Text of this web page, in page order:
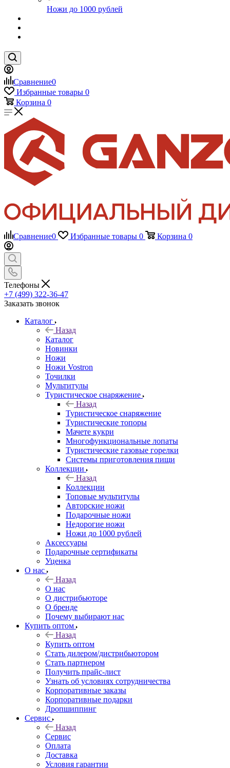
Ножи до 1000 рублей
Сравнение0
Избранные товары 0
Корзина 0
Сравнение0 Избранные товары 0 Корзина 0
Телефоны
+7 (499) 322-36-47
Заказать звонок
Каталог
Назад
Каталог
Новинки
Ножи
Ножи Vostron
Точилки
Мультитулы
Туристическое снаряжение
Назад
Туристическое снаряжение
Туристические топоры
Мачете кукри
Многофункциональные лопаты
Туристические газовые горелки
Системы приготовления пищи
Коллекции
Назад
Коллекции
Топовые мультитулы
Авторские ножи
Подарочные ножи
Недорогие ножи
Ножи до 1000 рублей
Аксессуары
Подарочные сертификаты
Уценка
О нас
Назад
О нас
О дистрибьюторе
О бренде
Почему выбирают нас
Купить оптом
Назад
Купить оптом
Стать дилером/дистрибьютором
Стать партнером
Получить прайс-лист
Узнать об условиях сотрудничества
Корпоративные заказы
Корпоративные подарки
Дропшиппинг
Сервис
Назад
Сервис
Оплата
Доставка
Условия гарантии